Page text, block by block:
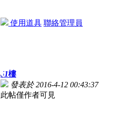
使用道具 聯絡管理員
51樓
發表於 2016-4-12 00:43:37
此帖僅作者可見